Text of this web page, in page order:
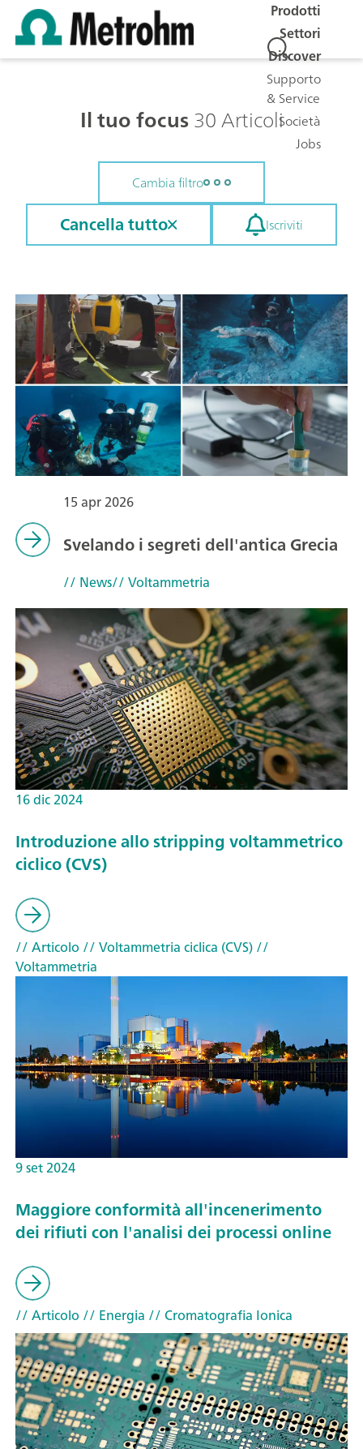
Prodotti
Settori
Discover
Supporto
& Service
Società
Jobs
Il tuo focus30 Articoli
Cambia filtro
Cancella tutto Iscriviti
15 apr 2026
Svelando i segreti dell'antica Grecia
// News// Voltammetria
16 dic 2024
Introduzione allo stripping voltammetrico
ciclico (CVS)
// Articolo // Voltammetria ciclica (CVS)//
Voltammetria
9 set 2024
Maggiore conformità all'incenerimento
dei rifiuti con l'analisi dei processi online
// Articolo // Energia // Cromatografia Ionica